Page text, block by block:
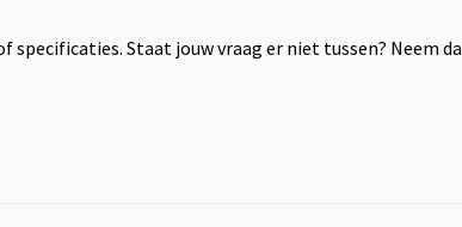
Staat jouw vraag er niet tussen? Neem